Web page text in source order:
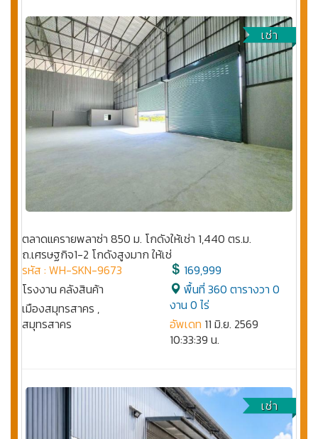
เช่า
ตลาดแครายพลาซ่า 850 ม. โกดังให้เช่า 1,440 ตร.ม.
ถ.เศรษฐกิจ1-2 โกดังสูงมาก ให้เช่
รหัส : WH-SKN-9673
โรงงาน คลังสินค้า
เมืองสมุทรสาคร ,
สมุทรสาคร
169,999
พื้นที่ 360 ตารางวา 0
งาน 0 ไร่
อัพเดท 11 มิ.ย. 2569
10:33:39 น.
เช่า